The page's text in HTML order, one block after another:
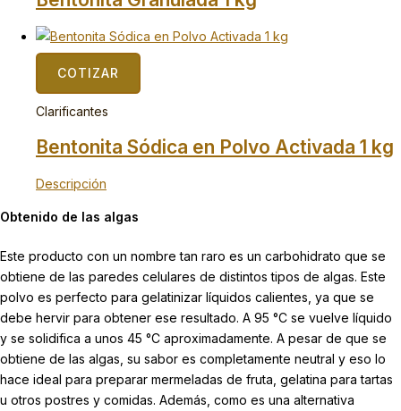
COTIZAR
Clarificantes
Bentonita Sódica en Polvo Activada 1 kg
Descripción
Obtenido de las algas
Este producto con un nombre tan raro es un carbohidrato que se
obtiene de las paredes celulares de distintos tipos de algas. Este
polvo es perfecto para gelatinizar líquidos calientes, ya que se
debe hervir para obtener ese resultado. A 95 °C se vuelve líquido
y se solidifica a unos 45 °C aproximadamente. A pesar de que se
obtiene de las algas, su sabor es completamente neutral y eso lo
hace ideal para preparar mermeladas de fruta, gelatina para tartas
u otros postres y comidas. Además, como es una alternativa